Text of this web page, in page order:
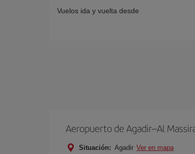
Vuelos ida y vuelta desde
Aeropuerto de Agadir–Al
Situación: Agadir Ver en mapa